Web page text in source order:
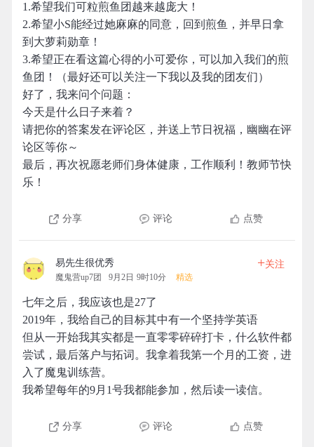
1.希望我们可粒煎鱼团越来越庞大！
2.希望小S能经过她麻麻的同意，回到煎鱼，并早日拿
到大萝莉勋章！
3.希望正在看这篇心得的小可爱你，可以加入我们的煎
鱼团！（最好还可以关注一下我以及我的团友们）
好了，我来问个问题：
今天是什么日子来着？
请把你的答案发在评论区，并送上节日祝福，幽幽在评
论区等你～
最后，再次祝愿老师们身体健康，工作顺利！教师节快
乐！
分享 评论 点赞
易先生很优秀
魔鬼营up7团 9月2日 9时10分 精选
+关注
七年之后，我应该也是27了
2019年，我给自己的目标其中有一个坚持学英语
但从一开始我其实都是一直零零碎碎打卡，什么软件都
尝试，最后落户与拓词。我拿着我第一个月的工资，进
入了魔鬼训练营。
我希望每年的9月1号我都能参加，然后读一读信。
分享 评论 点赞